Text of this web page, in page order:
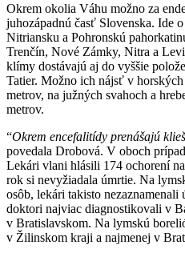
Okrem okolia Váhu možno za
juhozápadnú časť Slovenska. Ide
Nitriansku a Pohronskú
Trenčín, Nové Zámky, Nitra a
klímy dostávajú aj do vyššie
Tatier. Možno ich nájsť v
metrov, na južných svahoch a
metrov.
“Okrem encefalitídy prenášajú
povedala Drobová. V oboch
Lekári vlani hlásili 174 ochorení
rok si nevyžiadala úmrtie. Na
osôb, lekári takisto
doktori najviac diagnostikovali v
v Bratislavskom. Na lymskú
v Žilinskom kraji a najmenej v